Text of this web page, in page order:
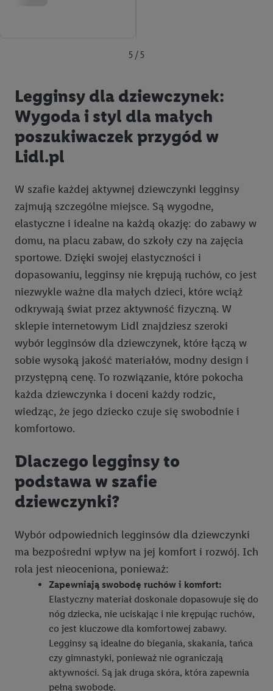
5 / 5
Legginsy dla dziewczynek:
Wygoda i styl dla małych
poszukiwaczek przygód w
Lidl.pl
W szafie każdej aktywnej dziewczynki legginsy
zajmują szczególne miejsce. Są wygodne,
elastyczne i idealne na każdą okazję: do zabawy w
domu, na placu zabaw, do szkoły czy na zajęcia
sportowe. Dzięki swojej elastyczności i
dopasowaniu, legginsy nie krępują ruchów, co jest
niezwykle ważne dla małych dzieci, które wciąż
odkrywają świat przez aktywność fizyczną. W
sklepie internetowym Lidl znajdziesz szeroki
wybór legginsów dla dziewczynek, które łączą w
sobie wysoką jakość materiałów, modny design i
przystępną cenę. To rozwiązanie, które pokocha
każda dziewczynka i doceni każdy rodzic,
wiedząc, że jego dziecko czuje się swobodnie i
komfortowo.
Dlaczego legginsy to
podstawa w szafie
dziewczynki?
Wybór odpowiednich legginsów dla dziewczynki
ma bezpośredni wpływ na jej komfort i rozwój. Ich
rola jest nieoceniona, ponieważ:
Zapewniają swobodę ruchów i komfort:
Elastyczny materiał doskonale dopasowuje się do
nóg dziecka, nie uciskając i nie krępując ruchów,
co jest kluczowe dla komfortowej zabawy.
Legginsy są idealne do biegania, skakania, tańca
czy gimnastyki, ponieważ nie ograniczają
aktywności. Są jak druga skóra, która zapewnia
pełną swobodę.